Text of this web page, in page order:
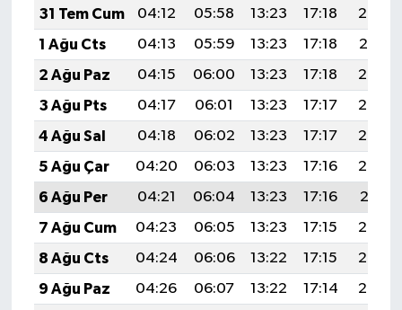
31 Tem Cum
04:12 05:58 13:23 17:18
20:38
1 Ağu Cts
04:13 05:59 13:23 17:18
20:37
2 Ağu Paz
04:15 06:00 13:23 17:18
20:36
3 Ağu Pts
04:17 06:01 13:23 17:17
20:35
4 Ağu Sal
04:18 06:02 13:23 17:17
20:33
5 Ağu Çar
04:20 06:03 13:23 17:16
20:32
6 Ağu Per
04:21 06:04 13:23 17:16
20:31
7 Ağu Cum
04:23 06:05 13:23 17:15
20:30
8 Ağu Cts
04:24 06:06 13:22 17:15
20:29
9 Ağu Paz
04:26 06:07 13:22 17:14
20:27